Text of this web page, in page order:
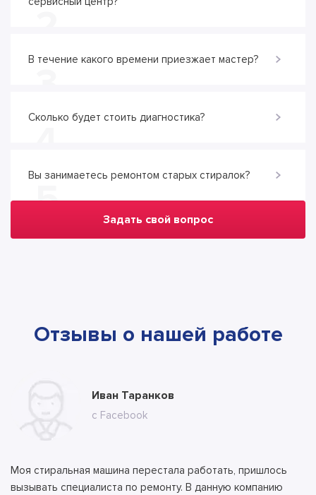
В течение какого времени приезжает мастер?
Сколько будет стоить диагностика?
Вы занимаетесь ремонтом старых стиралок?
5 Задать свой вопрос
Отзывы о нашей работе
Юлия Долгополова
с сайта
Иван Таранков
с Facebook
Моя стиральная машина перестала работать, пришлось
вызывать специалиста по ремонту. В данную компанию
Ксения Абрамова
с сайта
Алла
с сайта
Тимур
с сайта
Андрей
с ВК
Илья
с ВК
Антон
с сайта